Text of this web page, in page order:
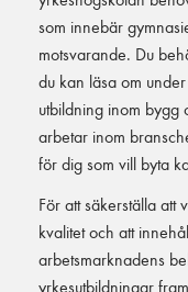
som innebär
motsvarande. Du
du kan läsa om
utbildning inom bygg
arbetar inom
för dig som vill byta
För att säkerställa att
kvalitet och att
arbetsmarknadens
yrkesutbildningar